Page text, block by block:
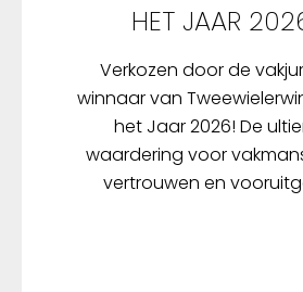
HET JAAR
Verkozen door de
winnaar van
het Jaar 2026! De
waardering voor
vertrouwen en